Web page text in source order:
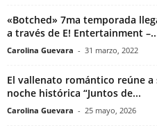
«Botched» 7ma temporada
a través de E! Entertainment
Carolina Guevara - 31 marzo, 2022
El vallenato romántico reúne a
noche histórica “Juntos de...
Carolina Guevara - 25 mayo, 2026